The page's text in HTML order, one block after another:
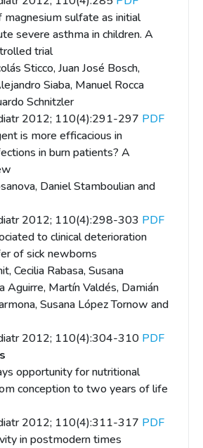
sulfate as initial
severe asthma in children. A
trial
Sticco, Juan José Bosch,
Siaba, Manuel Rocca
Schnitzler
2012; 110(4):291-297 PDF
is more efficacious in
in burn patients? A
Daniel Stamboulian and
2012; 110(4):298-303 PDF
to clinical deterioration
of sick newborns
Cecilia Rabasa, Susana
Aguirre, Martín Valdés, Damián
Susana López Tornow and
2012; 110(4):304-310 PDF
opportunity for nutritional
conception to two years of life
2012; 110(4):311-317 PDF
in postmodern times